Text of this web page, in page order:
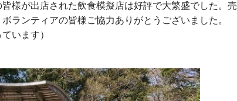
様が出店された飲食模擬店は好評で大繁盛でした。売
ランティアの皆様ご協力ありがとうございました。
います）